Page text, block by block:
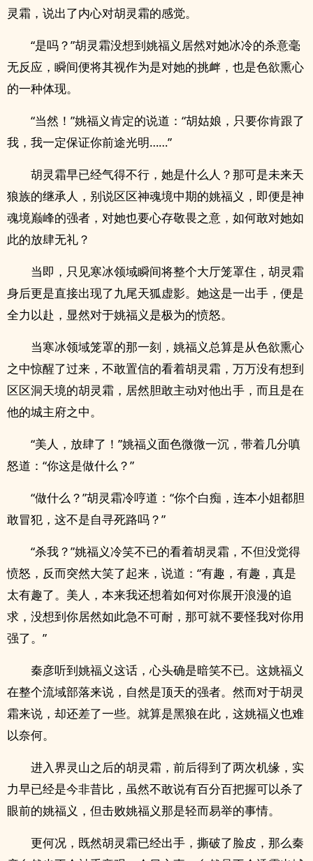
灵霜，说出了内心对胡灵霜的感觉。
“是吗？”胡灵霜没想到姚福义居然对她冰冷的杀意毫
无反应，瞬间便将其视作为是对她的挑衅，也是­色­‍欲​­‍熏心
的一种体现。
“当然！”姚福义肯定的说道：“胡姑娘，只要你肯跟了
我，我一定保证你前途光明……”
胡灵霜早已经气得不行，她是什么人？那可是未来天
狼族的继承人，别说区区神魂境中期的姚福义，即便是神
魂境巅峰的强者，对她也要心存敬畏之意，如何敢对她如
此的放肆无礼？
当即，只见寒冰领域瞬间将整个大厅笼罩住，胡灵霜
身后更是直接出现了九尾天狐虚影。她这是一出手，便是
全力以赴，显然对于姚福义是极为的愤怒。
当寒冰领域笼罩的那一刻，姚福义总算是从­色­‍欲​­‍熏心
之中惊醒了过来，不敢置信的看着胡灵霜，万万没有想到
区区洞天境的胡灵霜，居然胆敢主动对他出手，而且是在
他的城主府之中。
“美人，放肆了！”姚福义面色微微一沉，带着几分嗔
怒道：“你这是做什么？”
“做什么？”胡灵霜冷哼道：“你个白痴，连本小姐都胆
敢冒犯，这不是自寻死路吗？”
“杀我？”姚福义冷笑不已的看着胡灵霜，不但没觉得
愤怒，反而突然大笑了起来，说道：“有趣，有趣，真是
太有趣了。美人，本来我还想着如何对你展开浪漫的追
求，没想到你居然如此急不可耐，那可就不要怪我对你用
强了。”
秦彦听到姚福义这话，心头确是暗笑不已。这姚福义
在整个流域部落来说，自然是顶天的强者。然而对于胡灵
霜来说，却还差了一些。就算是黑狼在此，这姚福义也难
以奈何。
进入界灵山之后的胡灵霜，前后得到了两次机缘，实
力早已经是今非昔比，虽然不敢说有百分百把握可以杀了
眼前的姚福义，但击败姚福义那是轻而易举的事情。
更何况，既然胡灵霜已经出手，撕破了脸皮，那么秦